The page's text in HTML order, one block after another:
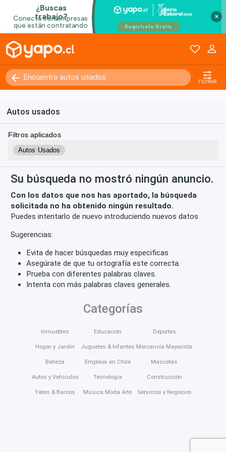
×
FILTRAR
Autos usados
Filtros aplicados
Autos Usados
Su búsqueda no mostró ningún anuncio.
Con los datos que nos has aportado, la búsqueda
solicitada no ha obtenido ningún resultado.
Puedes intentarlo de nuevo introduciendo nuevos datos
Sugerencias:
Evita de hacer búsquedas muy especificas
Asegúrate de que tu ortografía este correcta.
Prueba con diferentes palabras claves.
Intenta con más palabras claves generales.
Categorías
Inmuebles
Hogar y Jardín
Belleza
Autos y Vehículos
Yates & Barcos
Educación
Juguetes & Infantes
Empleos en Chile
Tecnología
Música Moda Arte
Deportes
Mercancía Mayorista
Mascotas
Construcción
Servicios y Negocios
Kilómetros 0 - 250000+